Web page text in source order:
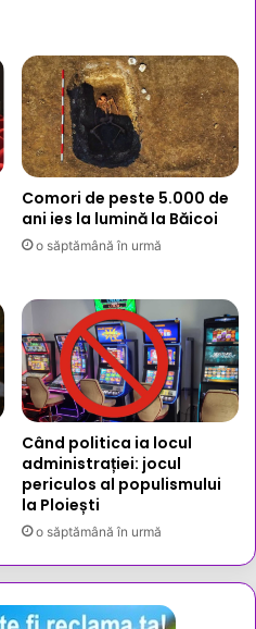
Comori de peste 5.000 de
ani ies la lumină la Băicoi
o săptămână în urmă
Când politica ia locul
administrației: jocul
periculos al populismului
la Ploiești
o săptămână în urmă